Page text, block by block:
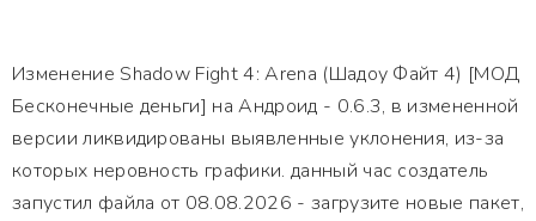
Изменение Shadow Fight 4: Arena (Шадоу Файт 4) [МОД
Бесконечные деньги] на Андроид - 0.6.3, в измененной
версии ликвидированы выявленные уклонения, из-за
которых неровность графики. данный час создатель
запустил файла от 08.08.2026 - загрузите новые пакет,